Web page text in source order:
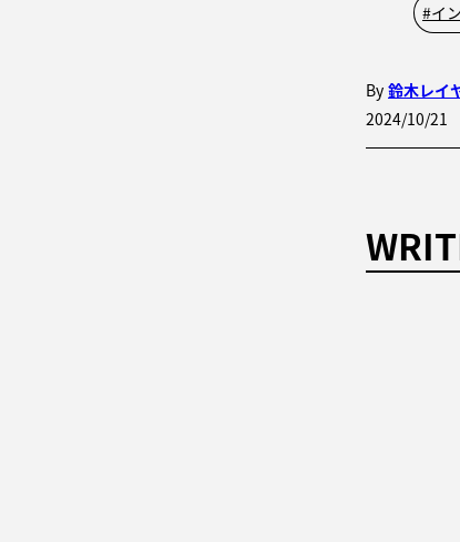
#イ
By 鈴木レイ
2024/10/21